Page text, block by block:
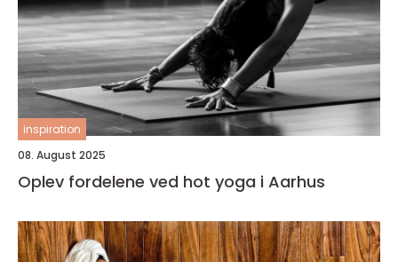
inspiration
08. August 2025
Oplev fordelene ved hot yoga i Aarhus